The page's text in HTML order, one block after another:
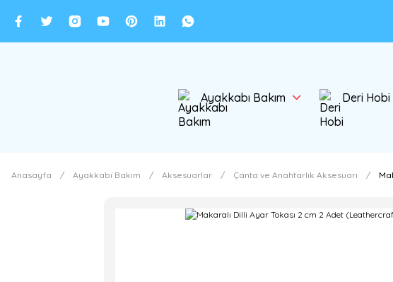
Ayakkabı Bakım Deri Hobi
Anasayfa Ayakkabı Bakım Aksesuarlar Çanta ve Anahtarlık Aksesuarı